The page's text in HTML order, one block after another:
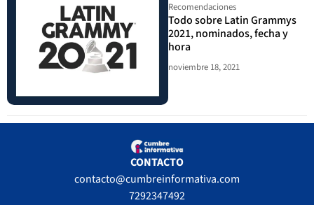
Recomendaciones
Todo sobre Latin Grammys
2021, nominados, fecha y
hora
noviembre 18, 2021
CONTACTO
contacto@cumbreinformativa.com
7292347492